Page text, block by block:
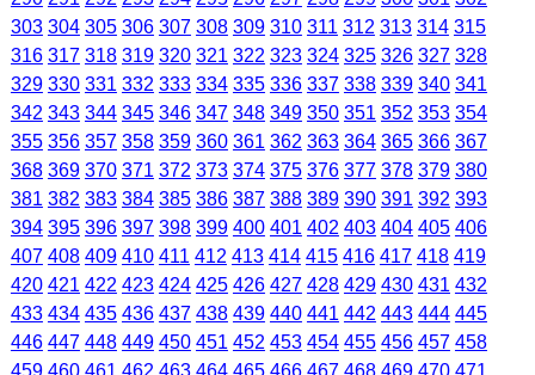
303 304 305 306 307 308 309 310 311 312 313 314 315
316 317 318 319 320 321 322 323 324 325 326 327 328
329 330 331 332 333 334 335 336 337 338 339 340 341
342 343 344 345 346 347 348 349 350 351 352 353 354
355 356 357 358 359 360 361 362 363 364 365 366 367
368 369 370 371 372 373 374 375 376 377 378 379 380
381 382 383 384 385 386 387 388 389 390 391 392 393
394 395 396 397 398 399 400 401 402 403 404 405 406
407 408 409 410 411 412 413 414 415 416 417 418 419
420 421 422 423 424 425 426 427 428 429 430 431 432
433 434 435 436 437 438 439 440 441 442 443 444 445
446 447 448 449 450 451 452 453 454 455 456 457 458
459 460 461 462 463 464 465 466 467 468 469 470 471